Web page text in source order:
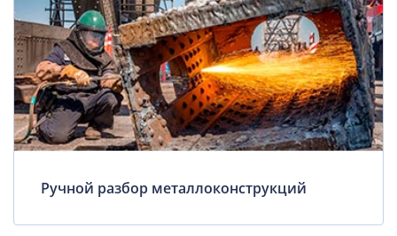
Ручной разбор металлоконструкций